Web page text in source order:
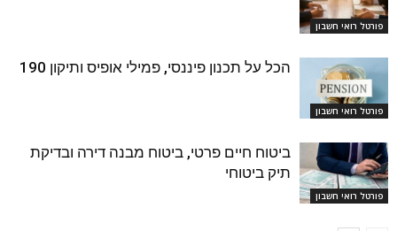
פורטל רואי חשבון
פורטל רואי חשבון
הכל על תכנון פיננסי, פמילי אופיס ותיקון 190
פורטל רואי חשבון
ביטוח חיים פרטי, ביטוח מבנה דירה ובדיקת
תיק ביטוחי